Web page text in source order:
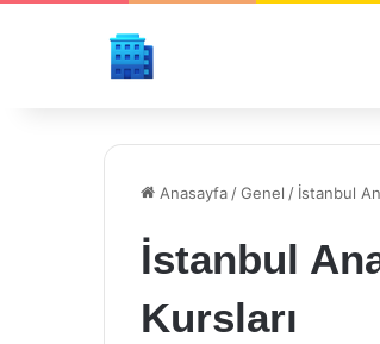
Anasayfa /Genel / İstanbul
İstanbul
Kursları